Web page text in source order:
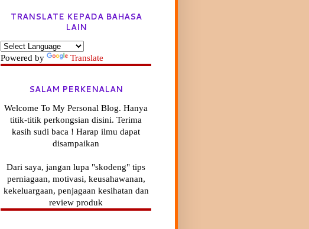
TRANSLATE KEPADA BAHASA
LAIN
Powered by Translate
SALAM PERKENALAN
Welcome To My Personal Blog. Hanya
titik-titik perkongsian disini. Terima
kasih sudi baca ! Harap ilmu dapat
disampaikan
Dari saya, jangan lupa "skodeng" tips
perniagaan, motivasi, keusahawanan,
kekeluargaan, penjagaan kesihatan dan
review produk